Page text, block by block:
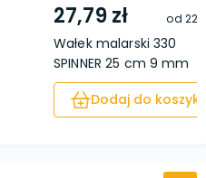
27,79 zł od
Wałek malarski 330
SPINNER 25 cm 9 mm
Dodaj do